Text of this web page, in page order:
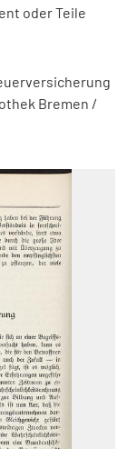
oder Teile
Bremen /